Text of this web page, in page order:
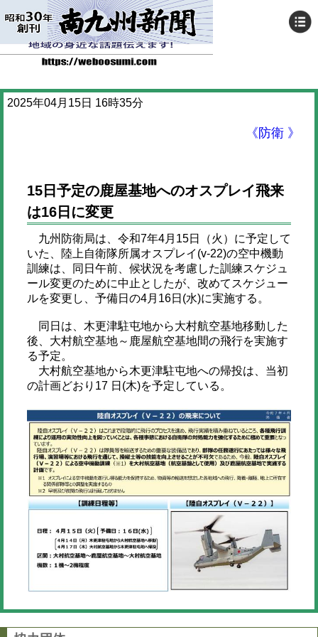
2025年04月15日 16時35分
《防衛 》
15日予定の鹿屋基地へのオスプレイ飛来
は16日に変更
九州防衛局は、令和7年4月15日（火）に予定して
いた、陸上自衛隊所属オスプレイ(v-22)の空中機動
訓練は、同日午前、候状況を考慮した訓練スケジュ
ール変更のために中止としたが、改めてスケジュー
ルを変更し、予備日の4月16日(水)に実施する。
同日は、木更津駐屯地から大村航空基地移動した
後、大村航空基地～鹿屋航空基地間の飛行を実施す
る予定。
大村航空基地から木更津駐屯地への帰投は、当初
の計画どおり17 日(木)を予定している。